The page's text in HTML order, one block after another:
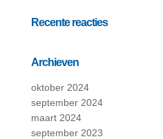
Recente reacties
Archieven
oktober 2024
september 2024
maart 2024
september 2023